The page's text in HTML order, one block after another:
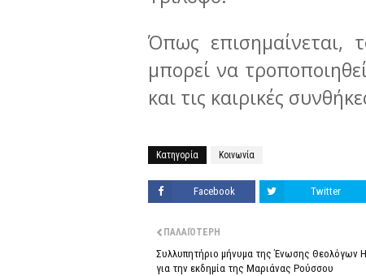
Όπως επισημαίνεται,
μπορεί να
και τις καιρικές
Κατηγορία Κοινωνία
Facebook Twitter
ΠΑΛΑΙΌΤΕΡΗ
Συλλυπητήριο μήνυμα της Ένωσης Θεολόγων
για την εκδημία της Μαριάνας Ρούσσου